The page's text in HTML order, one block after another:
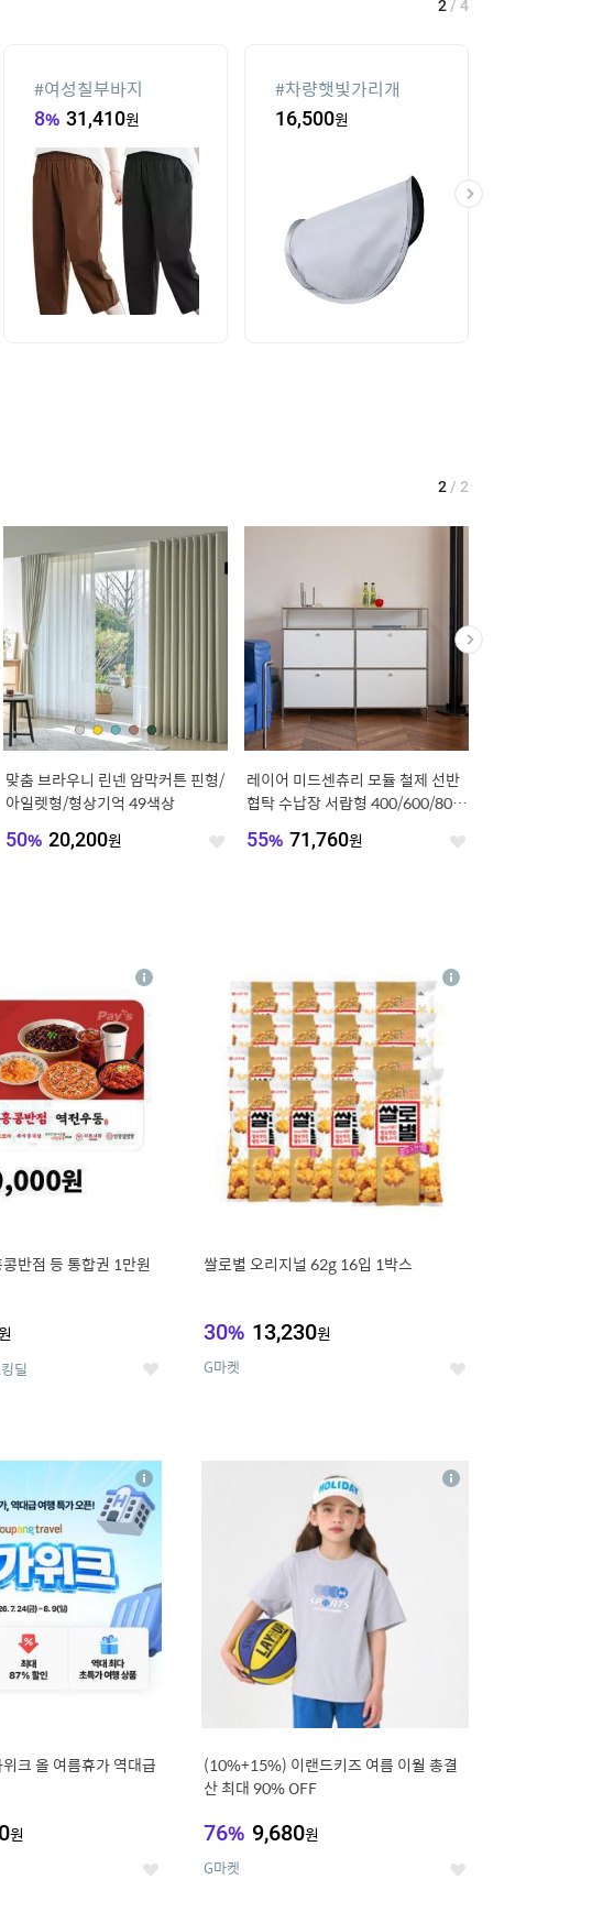
#여성칠부바지
8% 31,410원
#차량햇빛가리개
16,500원
2 / 4
맞춤 브라우니 린넨 암막커튼 핀형/
아일렛형/형상기억 49색상
50% 20,200원 좋
레이어 미드센츄리 모듈 철제 선반
협탁 수납장 서랍형 400/600/800/
55% 71,760원 좋
2 / 2
반점 등 통합권 1만원
딜 좋
상
세
쌀로별 오리지널 62g 16입 1박스
30% 13,230원
G마켓 좋
상
크 올 여름휴가 역대급
원
좋
상
세
(10%+15%) 이랜드키즈 여름 이월 총결
산 최대 90% OFF
76% 9,680원
G마켓 좋
상